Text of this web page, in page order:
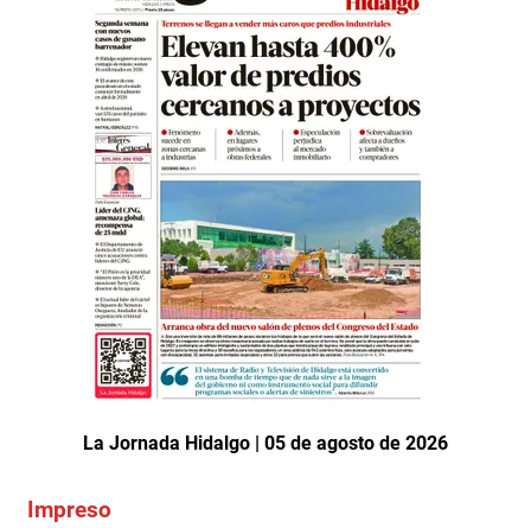
La Jornada Hidalgo | 05 de agosto de 2026
Impreso